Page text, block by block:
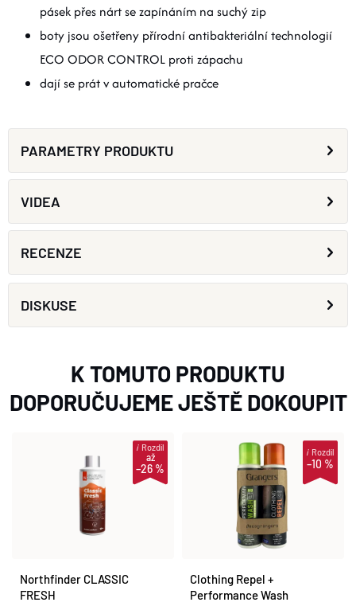
pásek přes nárt se zapínáním na suchý zip
boty jsou ošetřeny přírodní antibakteriální technologií
ECO ODOR CONTROL proti zápachu
dají se prát v automatické pračce
PARAMETRY PRODUKTU
VIDEA
RECENZE
DISKUSE
K TOMUTO PRODUKTU
DOPORUČUJEME JEŠTĚ DOKOUPIT
až
–26 %
iRozdíl
Northfinder CLASSIC
FRESH
–10 %
iRozdíl
Clothing Repel +
Performance Wash